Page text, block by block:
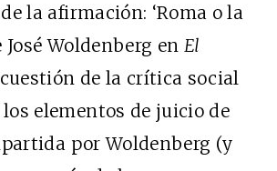
la afirmación: ‘Roma o la
José Woldenberg en El
de la crítica social
elementos de juicio de
por Woldenberg (y